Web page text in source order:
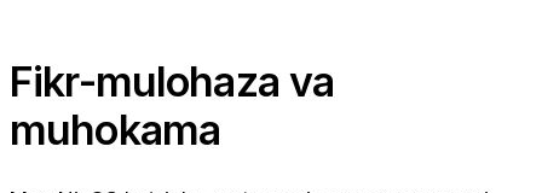
Fikr-mulohaza va
muhokama